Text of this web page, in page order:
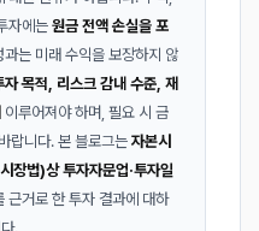
자에는 원금 전액 손실을 포
과는 미래 수익을 보장하지 않
자 목적, 리스크 감내 수준, 재
이루어져야 하며, 필요 시 금
랍니다. 본 블로그는 자본시
장법)상 투자자문업·투자일
근거로 한 투자 결과에 대하